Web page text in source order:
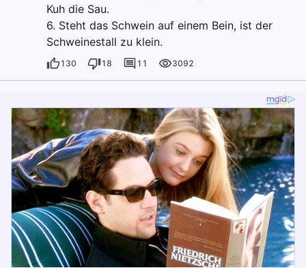
Kuh die Sau.
6. Steht das Schwein auf einem Bein, ist der
Schweinestall zu klein.
130 18 11 3092